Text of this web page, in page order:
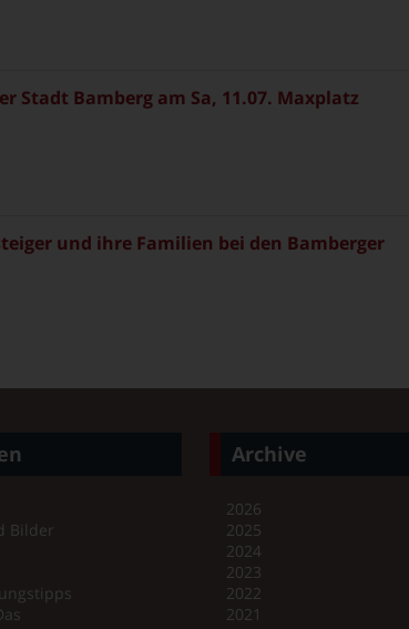
Stadt Bamberg am Sa, 11.07. Maxplatz
und ihre Familien bei den Bamberger
Bilder
Archive
2026
2025
2024
2023
2022
2021